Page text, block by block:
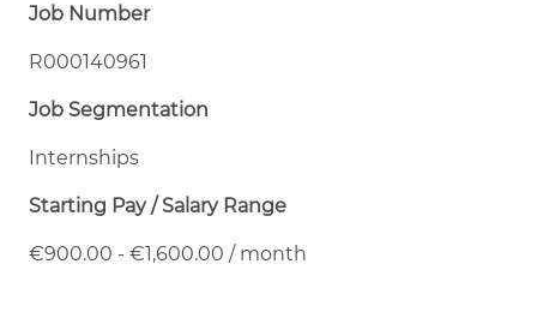
Job Number
R000140961
Job Segmentation
Internships
Starting Pay / Salary Range
€900.00 - €1,600.00 / month